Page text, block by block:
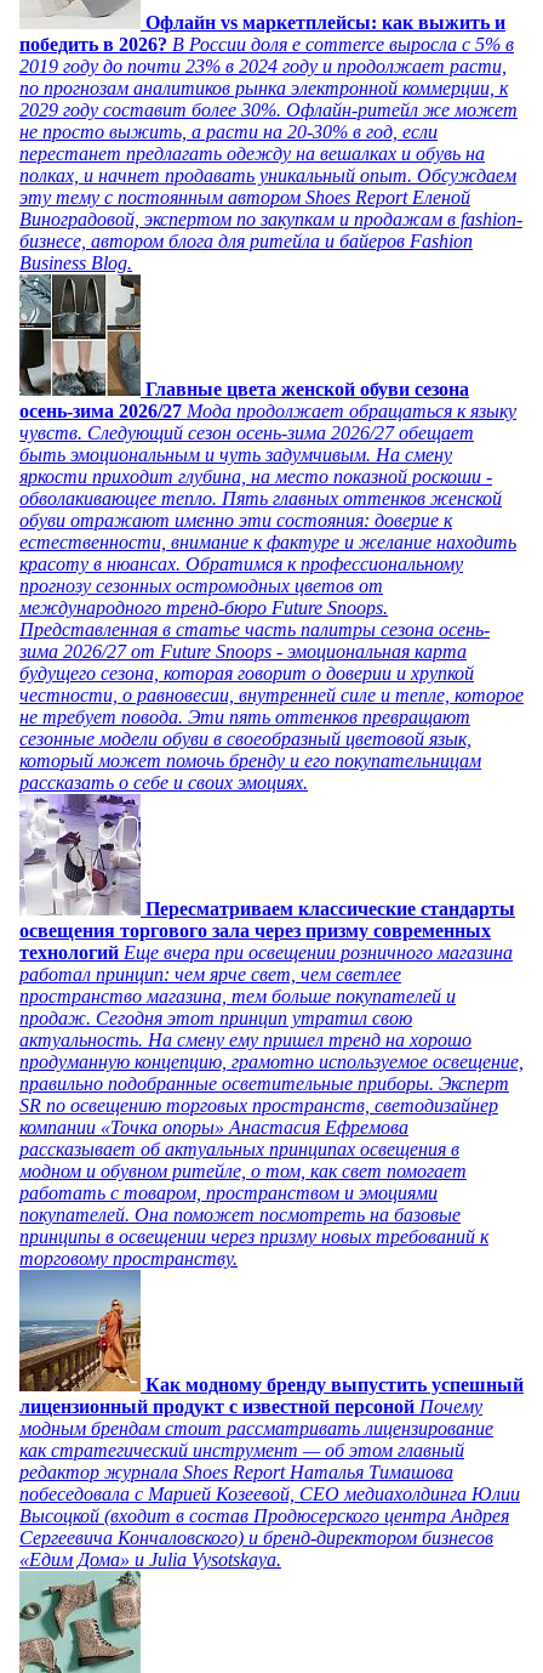
Офлайн vs маркетплейсы: как выжить и
победить в 2026? В России доля e commerce выросла с 5% в
2019 году до почти 23% в 2024 году и продолжает расти,
по прогнозам аналитиков рынка электронной коммерции, к
2029 году составит более 30%. Офлайн-ритейл же может
не просто выжить, а расти на 20-30% в год, если
перестанет предлагать одежду на вешалках и обувь на
полках, и начнет продавать уникальный опыт. Обсуждаем
эту тему с постоянным автором Shoes Report Еленой
Виноградовой, экспертом по закупкам и продажам в fashion-
бизнесе, автором блога для ритейла и байеров Fashion
Business Blog.
Главные цвета женской обуви сезона
осень-зима 2026/27 Мода продолжает обращаться к языку
чувств. Следующий сезон осень-зима 2026/27 обещает
быть эмоциональным и чуть задумчивым. На смену
яркости приходит глубина, на место показной роскоши -
обволакивающее тепло. Пять главных оттенков женской
обуви отражают именно эти состояния: доверие к
естественности, внимание к фактуре и желание находить
красоту в нюансах. Обратимся к профессиональному
прогнозу сезонных остромодных цветов от
международного тренд-бюро Future Snoops.
Представленная в статье часть палитры сезона осень-
зима 2026/27 от Future Snoops - эмоциональная карта
будущего сезона, которая говорит о доверии и хрупкой
честности, о равновесии, внутренней силе и тепле, которое
не требует повода. Эти пять оттенков превращают
сезонные модели обуви в своеобразный цветовой язык,
который может помочь бренду и его покупательницам
рассказать о себе и своих эмоциях.
Пересматриваем классические стандарты
освещения торгового зала через призму современных
технологий Еще вчера при освещении розничного магазина
работал принцип: чем ярче свет, чем светлее
пространство магазина, тем больше покупателей и
продаж. Сегодня этот принцип утратил свою
актуальность. На смену ему пришел тренд на хорошо
продуманную концепцию, грамотно используемое освещение,
правильно подобранные осветительные приборы. Эксперт
SR по освещению торговых пространств, светодизайнер
компании «Точка опоры» Анастасия Ефремова
рассказывает об актуальных принципах освещения в
модном и обувном ритейле, о том, как свет помогает
работать с товаром, пространством и эмоциями
покупателей. Она поможет посмотреть на базовые
принципы в освещении через призму новых требований к
торговому пространству.
Как модному бренду выпустить успешный
лицензионный продукт с известной персоной Почему
модным брендам стоит рассматривать лицензирование
как стратегический инструмент — об этом главный
редактор журнала Shoes Report Наталья Тимашова
побеседовала с Марией Козеевой, СЕО медиахолдинга Юлии
Высоцкой (входит в состав Продюсерского центра Андрея
Сергеевича Кончаловского) и бренд-директором бизнесов
«Едим Дома» и Julia Vysotskaya.